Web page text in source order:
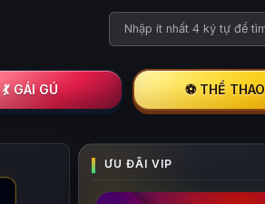
Tìm kiếm phim
💃 GÁI GÚ ⚽ THỂ THAO